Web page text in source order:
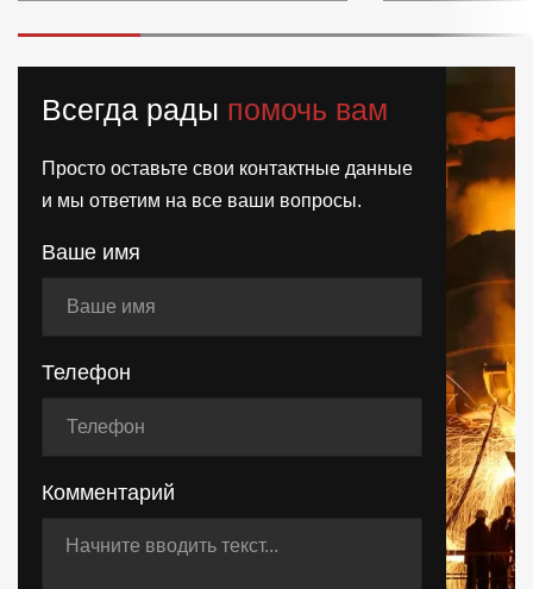
Всегда рады помочь вам
Просто оставьте свои контактные данные
и мы ответим на все ваши вопросы.
Ваше имя
Телефон
Комментарий